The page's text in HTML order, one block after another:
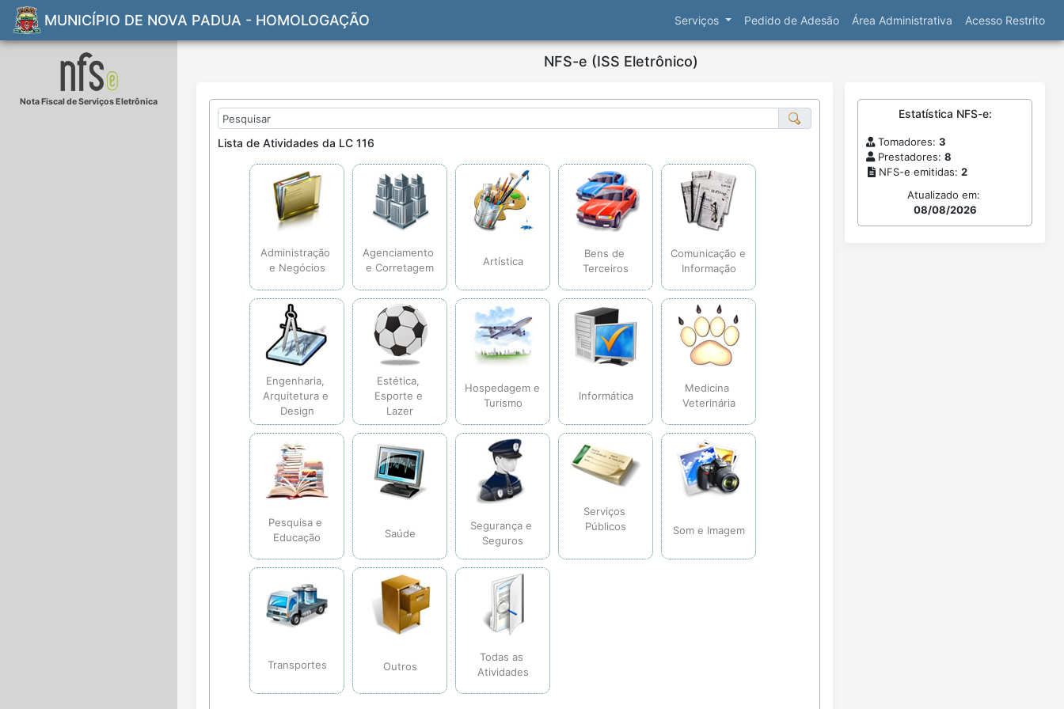
MUNICÍPIO DE NOVA PADUA - HOMOLOGAÇÃO Serviços Pedido de Adesão Área Administrativa Acesso Restrito
Nota Fiscal de Serviços Eletrônica
NFS-e (ISS Eletrônico)
Lista de Atividades da LC 116
Estatística NFS-e:
Tomadores: 3
Prestadores: 8
NFS-e emitidas: 2
Atualizado em:
08/08/2026